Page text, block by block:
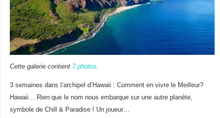
Cette galerie contient 7 photos
3 semaines dans l’archipel d’Hawaii : Comment en vivre le Meilleur?
Hawaii… Rien que le nom nous embarque sur une autre planète,
symbole de Chill & Paradise ! Un joueur…